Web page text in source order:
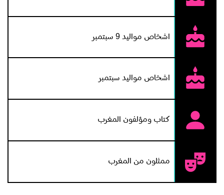
اشخاص مواليد 9 سبتمبر
اشخاص مواليد سبتمبر
كتاب ومؤلفون المغرب
ممثلون من المغرب